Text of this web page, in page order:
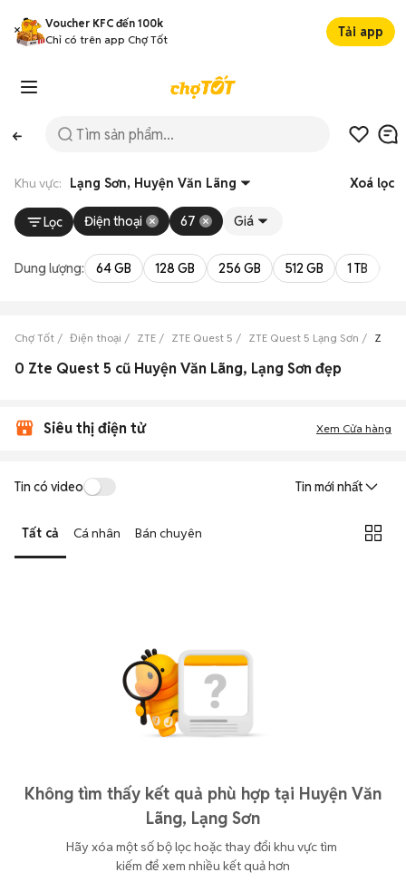
Voucher KFC đến 100k
Chỉ có trên app Chợ Tốt
Tải app
Khu vực: Lạng Sơn, Huyện Văn Lãng Xoá lọc
Lọc Điện thoại 67 Giá
Dung lượng: 64 GB 128 GB 256 GB 512 GB 1 TB
Chợ Tốt Điện thoại ZTE ZTE Quest 5 ZTE Quest 5 Lạng Sơn ZTE
0 Zte Quest 5 cũ Huyện Văn Lãng, Lạng Sơn đẹp
Siêu thị điện tử Xem Cửa hàng
Tin có video Tin mới nhất
Tất cả Cá nhân Bán chuyên
Không tìm thấy kết quả phù hợp tại Huyện Văn
Lãng, Lạng Sơn
Hãy xóa một số bộ lọc hoặc thay đổi khu vực tìm
kiếm để xem nhiều kết quả hơn